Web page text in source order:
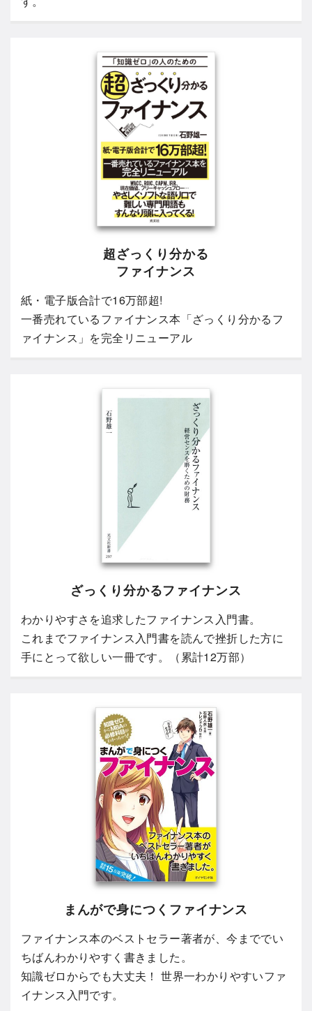
超ざっくり分かる
ファイナンス
紙・電子版合計で16万部超!
一番売れているファイナンス本「ざっくり分かるフ
ァイナンス」を完全リニューアル
ざっくり分かるファイナンス
わかりやすさを追求したファイナンス入門書。
これまでファイナンス入門書を読んで挫折した方に
手にとって欲しい一冊です。（累計12万部）
まんがで身につくファイナンス
ファイナンス本のベストセラー著者が、今まででい
ちばんわかりやすく書きました。
知識ゼロからでも大丈夫！ 世界一わかりやすいファ
イナンス入門です。